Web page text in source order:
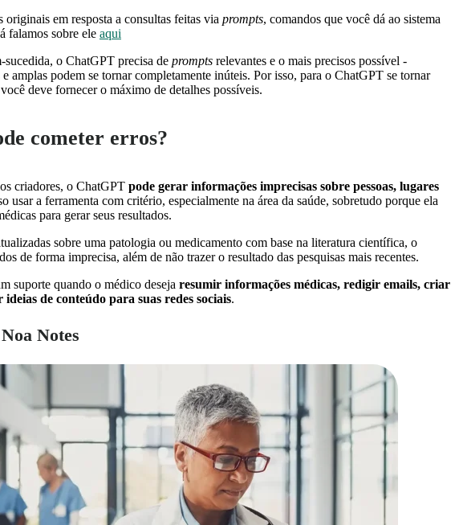
originais em resposta a consultas feitas via prompts, comandos que você dá ao sistema
falamos sobre ele aqui
sucedida, o ChatGPT precisa de prompts relevantes e o mais precisos possível -
amplas podem se tornar completamente inúteis. Por isso, para o ChatGPT se tornar
deve fornecer o máximo de detalhes possíveis.
cometer erros?
criadores, o ChatGPT pode gerar informações imprecisas sobre pessoas, lugares
usar a ferramenta com critério, especialmente na área da saúde, sobretudo porque ela
para gerar seus resultados.
sobre uma patologia ou medicamento com base na literatura científica, o
de forma imprecisa, além de não trazer o resultado das pesquisas mais recentes.
suporte quando o médico deseja resumir informações médicas, redigir emails, criar
de conteúdo para suas redes sociais.
Notes